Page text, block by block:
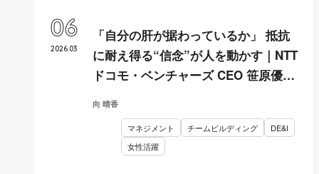
「自分の肝が据わっているか」 抵抗
に耐え得る“信念”が人を動かす｜NTT
ドコモ・ベンチャーズ CEO 笹原優子
向 晴香
マネジメント チームビルディング
DE&I
女性活躍
2026.03
06